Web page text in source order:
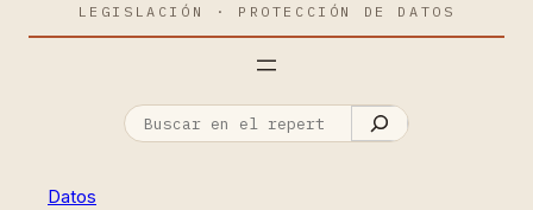
LEGISLACIÓN · PROTECCIÓN DE DATOS
Datos